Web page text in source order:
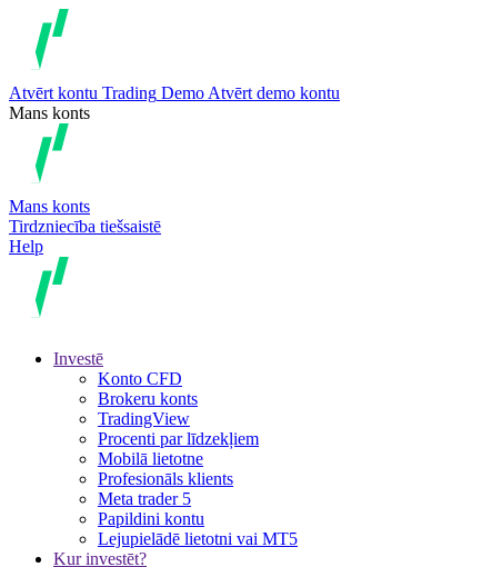
Atvērt kontu Trading Demo Atvērt demo kontu
Mans konts
Mans konts
Tirdzniecība tiešsaistē
Help
Investē
Konto CFD
Brokeru konts
TradingView
Procenti par līdzekļiem
Mobilā lietotne
Profesionāls klients
Meta trader 5
Papildini kontu
Lejupielādē lietotni vai MT5
Kur investēt?